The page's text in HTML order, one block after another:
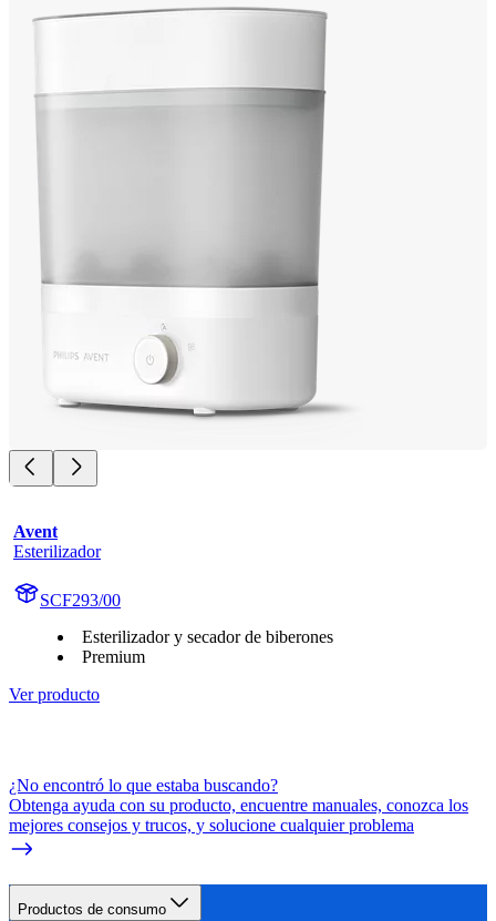
Avent
Esterilizador
SCF293/00
Esterilizador y secador de biberones
Premium
Ver producto
¿No encontró lo que estaba buscando?
Obtenga ayuda con su producto, encuentre manuales, conozca los
mejores consejos y trucos, y solucione cualquier problema
Productos de consumo